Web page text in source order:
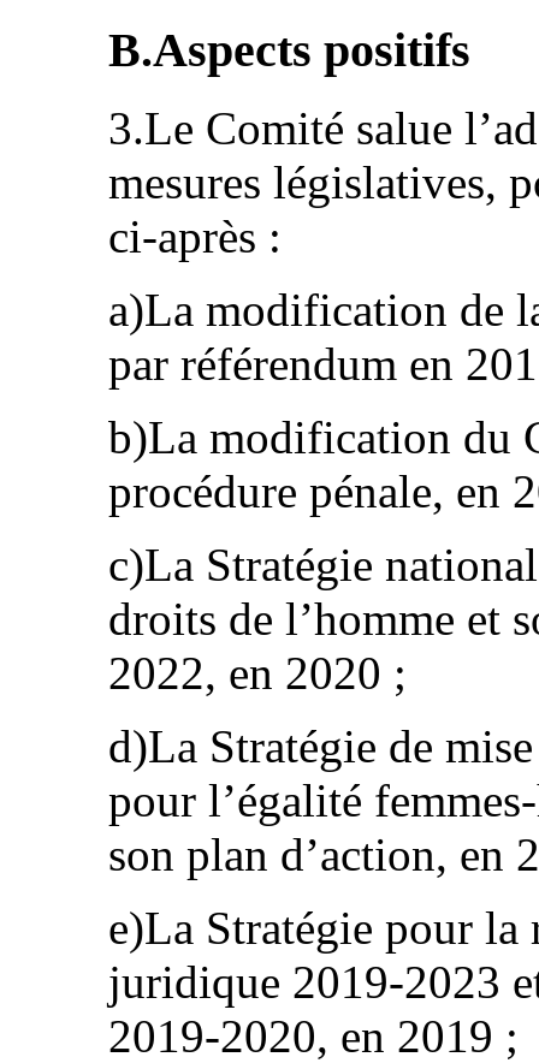
B.Aspects positifs
3.Le Comité salue
mesures législatives,
ci-après :
a)La modification de
par référendum en
b)La modification du
procédure pénale, en
c)La Stratégie
droits de l’homme et
2022, en 2020 ;
d)La Stratégie de
pour l’égalité
son plan d’action, en
e)La Stratégie pour
juridique 2019-2023
2019-2020, en 2019 ;